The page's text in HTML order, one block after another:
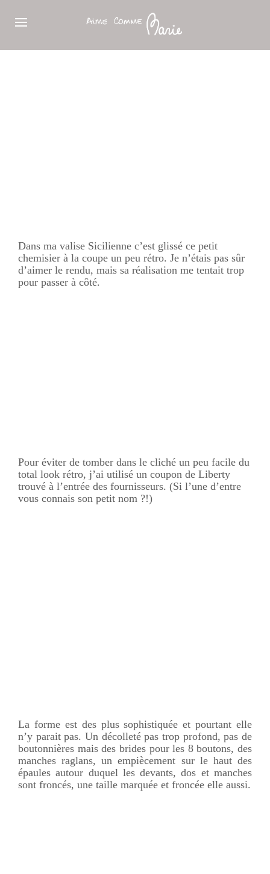
Dans ma valise Sicilienne c’est glissé ce petit
chemisier à la coupe un peu rétro. Je n’étais pas sûr
d’aimer le rendu, mais sa réalisation me tentait trop
pour passer à côté.
Pour éviter de tomber dans le cliché un peu facile du
total look rétro, j’ai utilisé un coupon de Liberty
trouvé à l’entrée des fournisseurs. (Si l’une d’entre
vous connais son petit nom ?!)
La forme est des plus sophistiquée et pourtant elle
n’y parait pas. Un décolleté pas trop profond, pas de
boutonnières mais des brides pour les 8 boutons, des
manches raglans, un empiècement sur le haut des
épaules autour duquel les devants, dos et manches
sont froncés, une taille marquée et froncée elle aussi.